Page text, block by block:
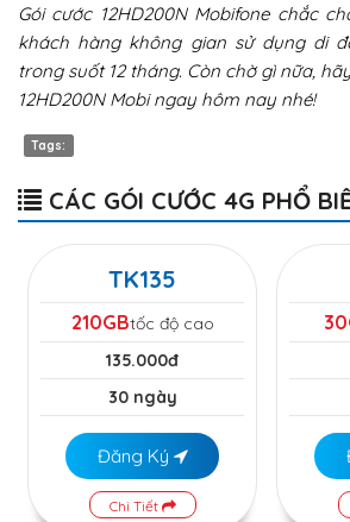
Gói cước 12HD200N Mobifone chắc
khách hàng không gian sử dụng di
trong suốt 12 tháng. Còn chờ gì nữa,
12HD200N Mobi ngay hôm nay nhé!
Tags:
CÁC GÓI CƯỚC 4G PHỔ
TK135
210GBtốc độ cao
135.000đ
30 ngày
Đăng Ký
Chi Tiết